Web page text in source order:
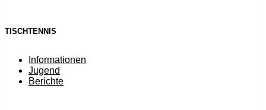
TISCHTENNIS
Informationen
Jugend
Berichte